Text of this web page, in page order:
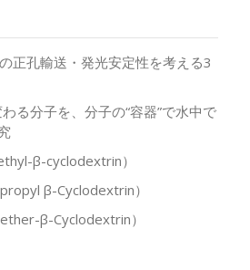
正孔輸送・発光安定性を考える3
る分子を、分子の“容器”で水中で
β-cyclodextrin）
β-Cyclodextrin）
β-Cyclodextrin）